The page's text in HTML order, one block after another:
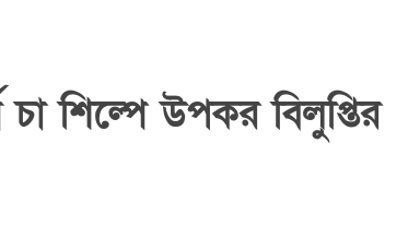
চা শিল্পে উপকর বিলুপ্তির